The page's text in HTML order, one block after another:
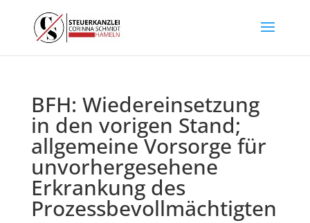
BFH: Wiedereinsetzung
in den vorigen Stand;
allgemeine Vorsorge für
unvorhergesehene
Erkrankung des
Prozessbevollmächtigten